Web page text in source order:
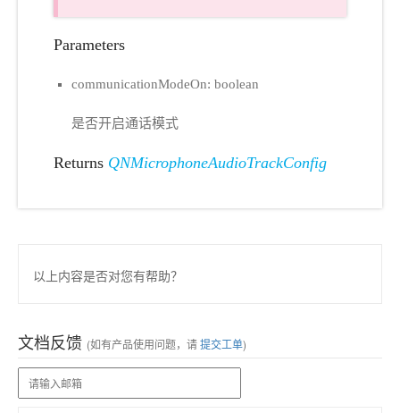
Parameters
communicationModeOn: boolean
是否开启通话模式
Returns QNMicrophoneAudioTrackConfig
以上内容是否对您有帮助？
文档反馈 (如有产品使用问题，请提交工单)